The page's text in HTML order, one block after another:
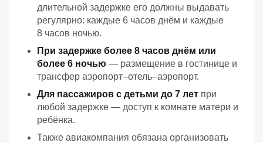
длительной задержке его должны выдавать
регулярно: каждые 6 часов днём и каждые
8 часов ночью.
При задержке более 8 часов днём или
более 6 ночью — размещение в гостинице и
трансфер аэропорт–отель–аэропорт.
Для пассажиров с детьми до 7 лет при
любой задержке — доступ к комнате матери и
ребёнка.
Также авиакомпания обязана организовать